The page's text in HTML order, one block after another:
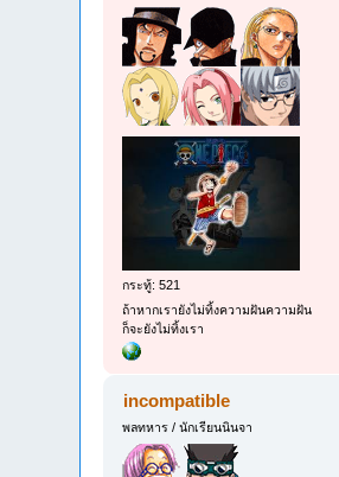
กระทู้: 521
ถ้าหากเรายังไม่ทิ้งความฝันความฝัน
ก็จะยังไม่ทิ้งเรา
incompatible
พลทหาร / นักเรียนนินจา